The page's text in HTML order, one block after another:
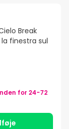
Break
la finestra sul
for 24-72